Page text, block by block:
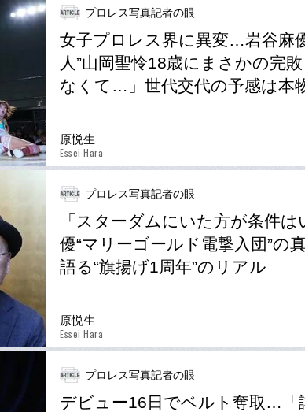
プロレス写真記者の眼
女子プロレス界に異変…岩谷麻
人”山岡聖怜18歳にまさかの完
なくて…」世代交代の予感は本
原悦生
Essei Hara
プロレス写真記者の眼
「スターダムにいた方が条件
優“マリーゴールド電撃入団”の
語る“旗揚げ1周年”のリアル
原悦生
Essei Hara
プロレス写真記者の眼
デビュー16日でベルト奪取…「